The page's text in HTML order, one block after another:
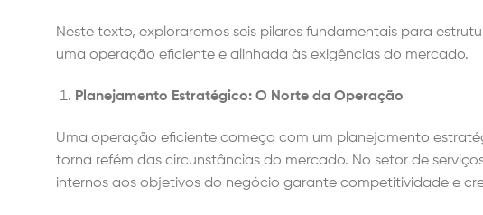
Neste texto, exploraremos seis pilares fundamentais para
uma operação eficiente e alinhada às exigências do mercado.
Planejamento Estratégico: O Norte da Operação
Uma operação eficiente começa com um planejamento
torna refém das circunstâncias do mercado. No setor de
internos aos objetivos do negócio garante competitividade e